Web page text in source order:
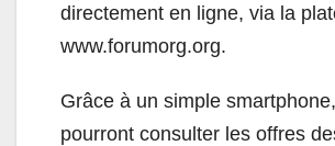
directement en ligne, via la
www.forumorg.org.
Grâce à un simple
pourront consulter les offres